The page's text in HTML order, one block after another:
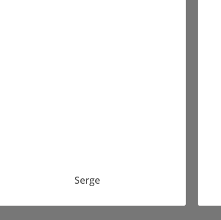
Serge